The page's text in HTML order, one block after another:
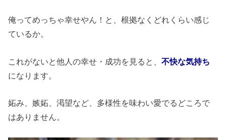
俺ってめっちゃ幸せやん！と、根拠なくどれくらい感じ
ているか。
これがないと他人の幸せ・成功を見ると、不快な気持ち
になります。
妬み、嫉妬、渇望など、多様性を味わい愛でるどころで
はありません。